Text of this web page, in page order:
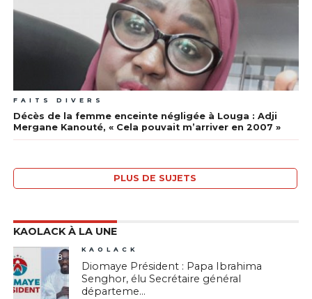
FAITS DIVERS
Décès de la femme enceinte négligée à Louga : Adji
Mergane Kanouté, « Cela pouvait m’arriver en 2007 »
PLUS DE SUJETS
KAOLACK À LA UNE
8
KAOLACK
Diomaye Président : Papa Ibrahima
Senghor, élu Secrétaire général
départeme...